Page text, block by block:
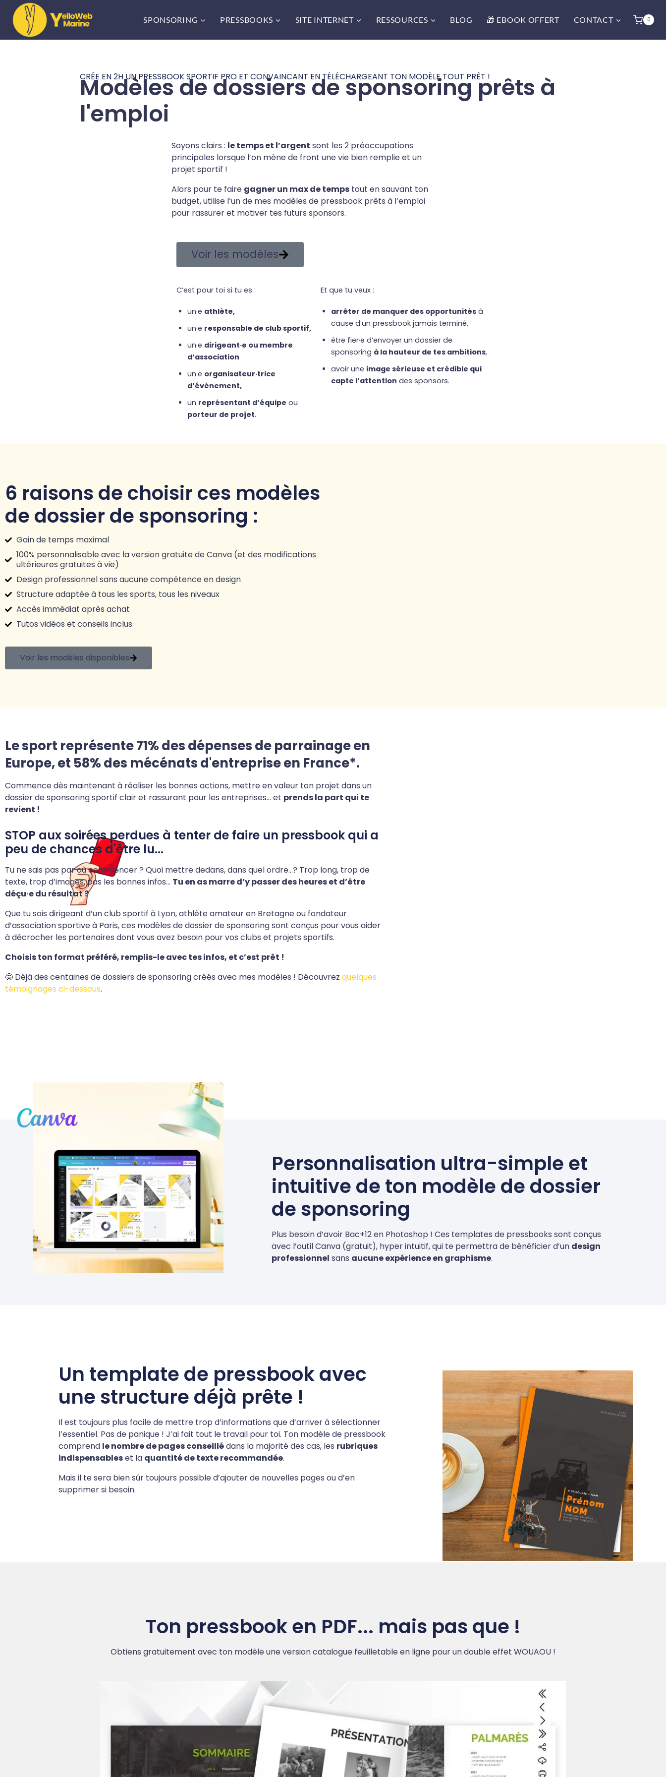
SPONSORING PRESSBOOKS SITE INTERNET RESSOURCES BLOG 🎁 EBOOK OFFERT CONTACT 0
CRÉE EN 2H UN PRESSBOOK SPORTIF PRO ET CONVAINCANT EN TÉLÉCHARGEANT TON MODÈLE TOUT PRÊT !
Modèles de dossiers de sponsoring prêts à
l'emploi
Soyons clairs : le temps et l’argent sont les 2 préoccupations
principales lorsque l’on mène de front une vie bien remplie et un
projet sportif !
Alors pour te faire gagner un max de temps tout ensauvant ton
budget, utilise l’un de mes modèles de pressbook prêts à l’emploi
pour rassurer et motiver tes futurs sponsors.
Voir les modèles
C’est pour toi si tu es :
un·e athlète,
un·e responsable de club sportif,
un·e dirigeant·e ou membre
d’association
un·e organisateur·trice
d’événement,
un représentant d’équipe ou
porteur de projet.
Et que tu veux :
arrêter de manquer des opportunités à
cause d’un pressbook jamais terminé,
être fier·e d’envoyer un dossier de
sponsoring à la hauteur de tes ambitions,
avoir une image sérieuse et crédible qui
capte l’attention des sponsors.
6 raisons de choisir ces modèles
de dossier de sponsoring :
Gain de temps maximal
100% personnalisable avec la version gratuite de Canva (et des modifications
ultérieures gratuites à vie)
Design professionnel sans aucune compétence en design
Structure adaptée à tous les sports, tous les niveaux
Accès immédiat après achat
Tutos vidéos et conseils inclus
Voir les modèles disponibles
Le sport représente 71% des dépenses de parrainage en
Europe, et 58% des mécénats d'entreprise en France*.
Commence dès maintenant à réaliser les bonnes actions, mettre en valeur ton projet dans un
dossier de sponsoring sportif clair et rassurant pour les entreprises… et prends la part qui te
revient !
STOP aux soirées perdues à tenter de faire un pressbook qui a
peu de chances d'être lu...
Tu ne sais pas par où commencer ? Quoi mettre dedans, dans quel ordre…? Trop long, trop de
texte, trop d’images, pas les bonnes infos… Tu en as marre d’y passer des heures et d’être
déçu·e du résultat ?
Que tu sois dirigeant d’un club sportif à Lyon, athlète amateur en Bretagne ou fondateur
d’association sportive à Paris, ces modèles de dossier de sponsoring sont conçus pour vous aider
à décrocher les partenaires dont vous avez besoin pour vos clubs et projets sportifs.
Choisis ton format préféré, remplis-le avec tes infos, et c’est prêt !
🤩 Déjà des centaines de dossiers de sponsoring créés avec mes modèles ! Découvrez quelques
témoignages ci-dessous.
Personnalisation ultra-simple et
intuitive de ton modèle de dossier
de sponsoring
Plus besoin d’avoir Bac+12 en Photoshop ! Ces templates de pressbooks sont conçus
avec l’outil Canva (gratuit), hyper intuitif, qui te permettra de bénéficier d’un design
professionnel sans aucune expérience en graphisme.
Un template de pressbook avec
une structure déjà prête !
Il est toujours plus facile de mettre trop d’informations que d’arriver à sélectionner
l’essentiel. Pas de panique ! J’ai fait tout le travail pour toi. Ton modèle de pressbook
comprend le nombre de pages conseillédans la majorité des cas, les rubriques
indispensableset la quantité de texte recommandée.
Mais il te sera bien sûr toujours possible d’ajouter de nouvelles pages ou d’en
supprimer si besoin.
Ton pressbook en PDF... mais pas que !
Obtiens gratuitement avec ton modèle une version catalogue feuilletable en ligne pour un double effet WOUAOU !